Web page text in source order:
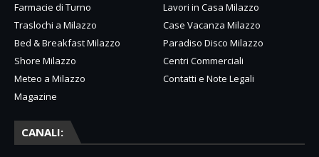
Farmacie di Turno
Lavori in Casa Milazzo
Traslochi a Milazzo
Case Vacanza Milazzo
Bed & Breakfast Milazzo
Paradiso Disco Milazzo
Shore Milazzo
Centri Commerciali
Meteo a Milazzo
Contatti e Note Legali
Magazine
CANALI: